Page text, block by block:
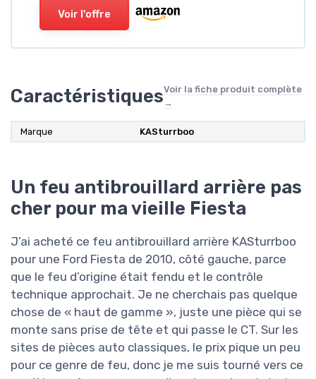
Voir l'offre
CaractéristiquesVoir la fiche produit complète
→
Marque ‎KASturrboo
Un feu antibrouillard arrière pas
cher pour ma vieille Fiesta
J’ai acheté ce feu antibrouillard arrière KASturrboo
pour une Ford Fiesta de 2010, côté gauche, parce
que le feu d’origine était fendu et le contrôle
technique approchait. Je ne cherchais pas quelque
chose de « haut de gamme », juste une pièce qui se
monte sans prise de tête et qui passe le CT. Sur les
sites de pièces auto classiques, le prix pique un peu
pour ce genre de feu, donc je me suis tourné vers ce